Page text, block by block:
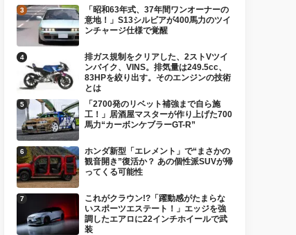
「昭和63年式、37年間ワンオーナーの
意地！」S13シルビアが400馬力のツイ
ンチャージ仕様で覚醒
排ガス規制をクリアした、2ストVツイ
ンバイク、VINS。排気量は249.5cc、
83HPを絞り出す。そのエンジンの技術
とは
「2700発のリベット補強まで自ら施
工！」居酒屋マスターが作り上げた700
馬力“カーボンケブラーGT-R”
ホンダ新型「エレメント」で“まさかの
観音開き”復活か？ あの個性派SUVが帰
ってくる可能性
これがクラウン!?「躍動感がたまらな
いスポーツエステート！」エッジを強
調したエアロに22インチホイールで武
装